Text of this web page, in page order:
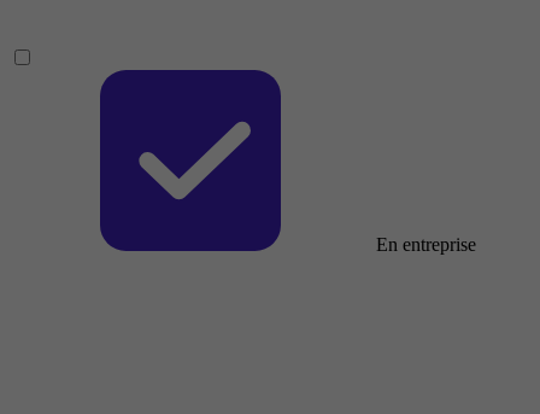
En entreprise